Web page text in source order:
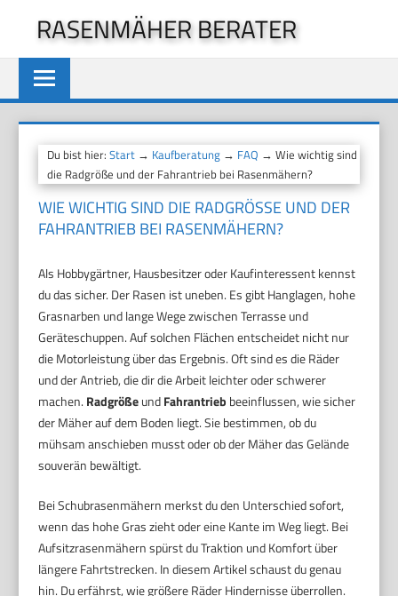
springen
RASENMÄHER BERATER
Du bist hier:Start → Kaufberatung → FAQ → Wie wichtig sind
die Radgröße und der Fahrantrieb bei Rasenmähern?
WIE WICHTIG SIND DIE RADGRÖSSE UND DER F
AHRANTRIEB BEI RASENMÄHERN?
Als Hobbygärtner, Hausbesitzer oder Kaufinteressent kennst
du das sicher. Der Rasen ist uneben. Es gibt Hanglagen, hohe
Grasnarben und lange Wege zwischen Terrasse und
Geräteschuppen. Auf solchen Flächen entscheidet nicht nur
die Motorleistung über das Ergebnis. Oft sind es die Räder
und der Antrieb, die dir die Arbeit leichter oder schwerer
machen. RadgrößeundFahrantrieb beeinflussen, wie sicher
der Mäher auf dem Boden liegt. Sie bestimmen, ob du
mühsam anschieben musst oder ob der Mäher das Gelände
souverän bewältigt.
Bei Schubrasenmähern merkst du den Unterschied sofort,
wenn das hohe Gras zieht oder eine Kante im Weg liegt. Bei
Aufsitzrasenmähern spürst du Traktion und Komfort über
längere Fahrtstrecken. In diesem Artikel schaust du genau
hin. Du erfährst, wie größere Räder Hindernisse überrollen.